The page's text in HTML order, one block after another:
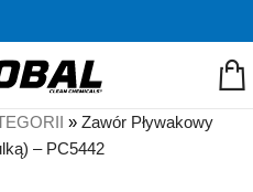
» Zawór Pływakowy
– PC5442